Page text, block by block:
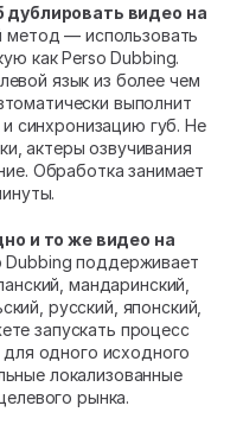
видео на
— использовать
как Perso Dubbing.
язык из более чем
выполнит
синхронизацию губ. Не
актеры озвучивания
Обработка занимает
и то же видео на
Dubbing поддерживает
мандаринский,
русский, японский,
запускать процесс
одного исходного
локализованные
рынка.